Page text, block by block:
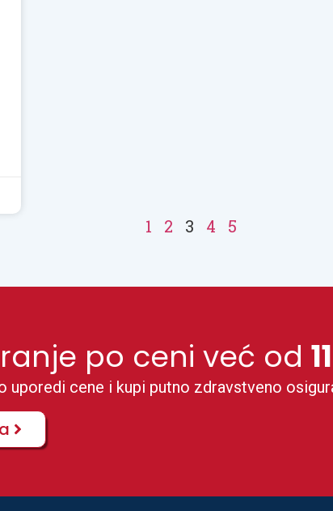
1 2 3 4 5
po ceni već od
uporedi cene i kupi putno zdravstveno